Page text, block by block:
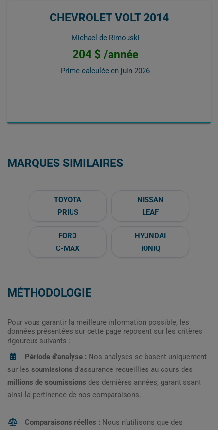
CHEVROLET VOLT 2014
Michael de Rimouski
204 $ /année
Prime calculée en juin 2026
MARQUES SIMILAIRES
TOYOTA
PRIUS
NISSAN
LEAF
FORD
C-MAX
HYUNDAI
IONIQ
MÉTHODOLOGIE
Pour vous garantir la meilleure information possible, les
données présentées sur cette page reposent sur les critères
rigoureux suivants :
Période d’analyse : Nos analyses se basent uniquement
sur les soumissions d’assurance recueillies au cours des
millions de soumissions des dernières années, garantissant
ainsi la pertinence de nos comparaisons.
Comparaisons réelles : Nous n’utilisons que des